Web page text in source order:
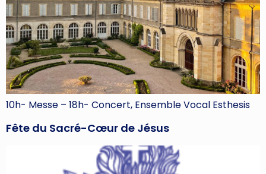
10h- Messe – 18h- Concert, Ensemble Vocal Esthesis
Fête du Sacré-Cœur de Jésus